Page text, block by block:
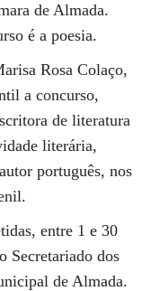
de Almada.
é a poesia.
Rosa Colaço,
a concurso,
de literatura
literária,
português, nos
entre 1 e 30
Secretariado dos
de Almada.